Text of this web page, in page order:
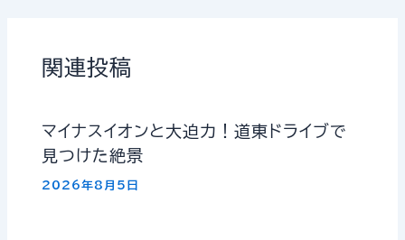
関連投稿
マイナスイオンと大迫力！道東ドライブで
見つけた絶景
2026年8月5日